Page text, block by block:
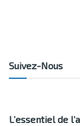
Suivez-Nous
L’essentiel de